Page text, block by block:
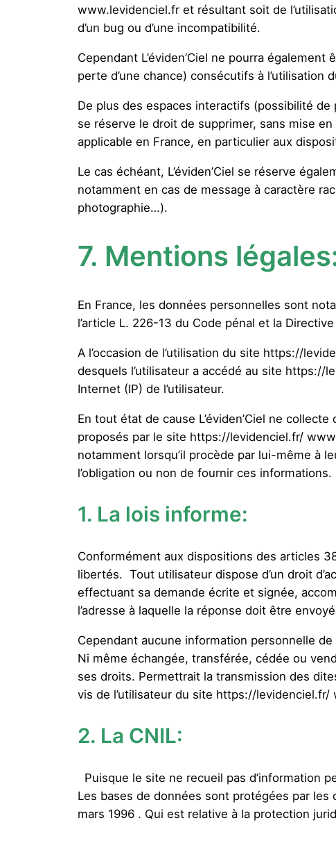
www.levidenciel.fr et résultant soit de
d’un bug ou d’une incompatibilité.
Cependant L’éviden’Ciel ne pourra
perte d’une chance) consécutifs à
De plus des espaces interactifs (possibilité de
se réserve le droit de supprimer, sans mise
applicable en France, en particulier aux
Le cas échéant, L’éviden’Ciel se réserve
notamment en cas de message à caractère
photographie…).
7. Mentions
En France, les données personnelles sont
l’article L. 226-13 du Code pénal et la
A l’occasion de l’utilisation du site https://
desquels l’utilisateur a accédé au site https://
Internet (IP) de l’utilisateur.
En tout état de cause L’éviden’Ciel ne
proposés par le site https://levidenciel.fr/
notamment lorsqu’il procède par lui-même à
l’obligation ou non de fournir ces informations.
1. La lois informe:
Conformément aux dispositions des articles
libertés. Tout utilisateur dispose d’un droit
effectuant sa demande écrite et signée,
l’adresse à laquelle la réponse doit être
Cependant aucune information personnelle
Ni même échangée, transférée, cédée ou
ses droits. Permettrait la transmission des
vis de l’utilisateur du site https://
2. La CNIL:
Puisque le site ne recueil pas d’information
Les bases de données sont protégées par
mars 1996 . Qui est relative à la protection